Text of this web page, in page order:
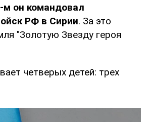
м он командовал
РФ в Сирии. За это
"Золотую Звезду героя
четверых детей: трех